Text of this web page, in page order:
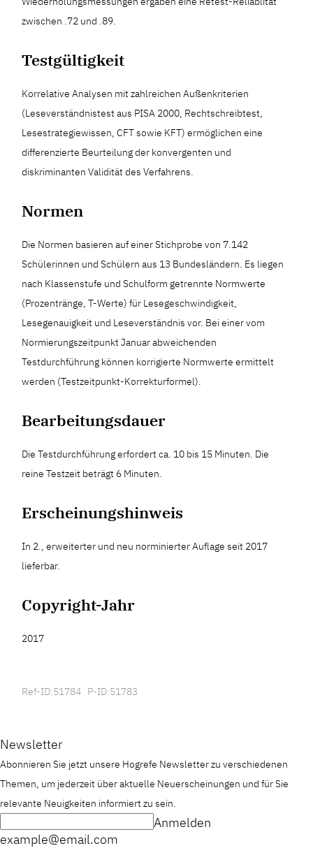
zwischen .72 und .89.
Testgültigkeit
Korrelative Analysen mit zahlreichen Außenkriterien
(Leseverständnistest aus PISA 2000, Rechtschreibtest,
Lesestrategiewissen, CFT sowie KFT) ermöglichen eine
differenzierte Beurteilung der konvergenten und
diskriminanten Validität des Verfahrens.
Normen
Die Normen basieren auf einer Stichprobe von 7.142
Schülerinnen und Schülern aus 13 Bundesländern. Es liegen
nach Klassenstufe und Schulform getrennte Normwerte
(Prozentränge, T-Werte) für Lesegeschwindigkeit,
Lesegenauigkeit und Leseverständnis vor. Bei einer vom
Normierungszeitpunkt Januar abweichenden
Testdurchführung können korrigierte Normwerte ermittelt
werden (Testzeitpunkt-Korrekturformel).
Bearbeitungsdauer
Die Testdurchführung erfordert ca. 10 bis 15 Minuten. Die
reine Testzeit beträgt 6 Minuten.
Erscheinungshinweis
In 2., erweiterter und neu norminierter Auflage seit 2017
lieferbar.
Copyright-Jahr
2017
Ref-ID:51784 P-ID:51783
Newsletter
Abonnieren Sie jetzt unsere Hogrefe Newsletter zu verschiedenen
Themen, um jederzeit über aktuelle Neuerscheinungen und für Sie
relevante Neuigkeiten informiert zu sein.
example@email.com
Anmelden